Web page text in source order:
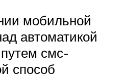
мобильной
автоматикой
смс-
способ